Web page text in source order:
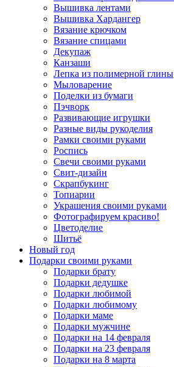
Вышивка лентами
Вышивка Хардангер
Вязание крючком
Вязание спицами
Декупаж
Канзаши
Лепка из полимерной глины
Мыловарение
Поделки из бумаги
Пэчворк
Развивающие игрушки
Разные виды рукоделия
Рамки своими руками
Роспись
Свечи своими руками
Свит-дизайн
Скрапбукинг
Топиарии
Украшения своими руками
Фотографируем красиво!
Цветоделие
Шитьё
Новый год
Подарки своими руками
Подарки брату
Подарки дедушке
Подарки любимой
Подарки любимому
Подарки маме
Подарки мужчине
Подарки на 14 февраля
Подарки на 23 февраля
Подарки на 8 марта